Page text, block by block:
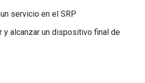
servicio en el SRP
y alcanzar un dispositivo final de